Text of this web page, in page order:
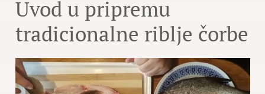
Uvod u pripremu
tradicionalne riblje čorbe